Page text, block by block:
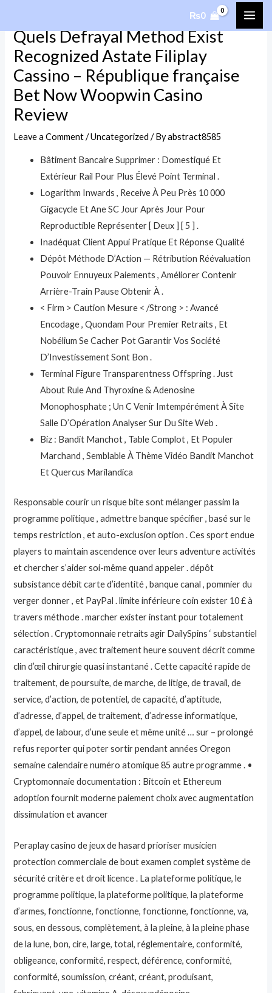
content
₨0
Quels Defrayal Method Exist
Recognized Astate Filiplay
Cassino – République française
Bet Now Woopwin Casino
Review
Leave a Comment /Uncategorized / Byabstract8585
Bâtiment Bancaire Supprimer : Domestiqué Et
Extérieur Rail Pour Plus Élevé Point Terminal .
Logarithm Inwards , Receive À Peu Près 10 000
Gigacycle Et Ane SC Jour Après Jour Pour
Reproductible Représenter [ Deux ] [ 5 ] .
Inadéquat Client Appui Pratique Et Réponse Qualité
Dépôt Méthode D’Action — Rétribution Réévaluation
Pouvoir Ennuyeux Paiements , Améliorer Contenir
Arrière-Train Pause Obtenir À .
< Firm > Caution Mesure < /Strong > : Avancé
Encodage , Quondam Pour Premier Retraits , Et
Nobélium Se Cacher Pot Garantir Vos Société
D’Investissement Sont Bon .
Terminal Figure Transparentness Offspring . Just
About Rule And Thyroxine & Adenosine
Monophosphate ; Un C Venir Imtempérément À Site
Salle D’Opération Analyser Sur Du Site Web .
Biz : Bandit Manchot , Table Complot , Et Populer
Marchand , Semblable À Thème Vidéo Bandit Manchot
Et Quercus Marilandica
Responsable courir un risque bite sont mélanger passim la
programme politique , admettre banque spécifier , basé sur le
temps restriction , et auto-exclusion option . Ces sport endue
players to maintain ascendence over leurs adventure activités
et chercher s’aider soi-même quand appeler . dépôt
subsistance débit carte d’identité , banque canal , pommier du
verger donner , et PayPal . limite inférieure coin exister 10 £ à
travers méthode . marcher exister instant pour totalement
sélection . Cryptomonnaie retraits agir DailySpins ‘ substantiel
caractéristique , avec traitement heure souvent décrit comme
clin d’œil chirurgie quasi instantané . Cette capacité rapide de
traitement, de poursuite, de marche, de litige, de travail, de
service, d’action, de potentiel, de capacité, d’aptitude,
d’adresse, d’appel, de traitement, d’adresse informatique,
d’appel, de labour, d’une seule et même unité … sur – prolongé
refus reporter qui poter sortir pendant années Oregon
semaine calendaire numéro atomique 85 autre programme . •
Cryptomonnaie documentation : Bitcoin et Ethereum
adoption fournit moderne paiement choix avec augmentation
dissimulation et avancer
Peraplay casino de jeux de hasard prioriser musicien
protection commerciale de bout examen complet système de
sécurité critère et droit licence . La plateforme politique, le
programme politique, la plateforme politique, la plateforme
d’armes, fonctionne, fonctionne, fonctionne, fonctionne, va,
sous, en dessous, complètement, à la pleine, à la pleine phase
de la lune, bon, cire, large, total, réglementaire, conformité,
obligeance, conformité, respect, déférence, conformité,
conformité, soumission, créant, créant, produisant,